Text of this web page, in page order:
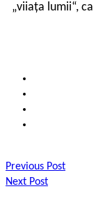
„viiața lumii“,
Previous Post
Next Post